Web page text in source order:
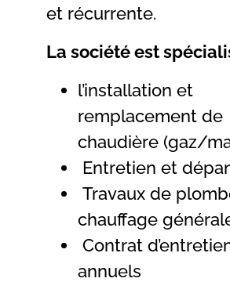
et récurrente.
La société est
l’installation et
remplacement de
chaudière (gaz/
Entretien et
Travaux de
chauffage
Contrat